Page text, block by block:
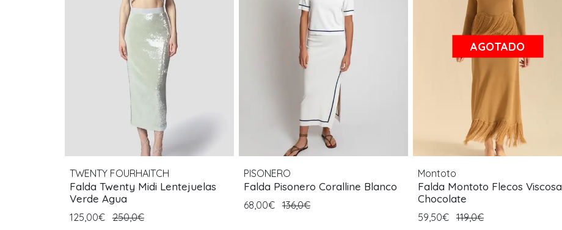
TWENTY FOURHAITCH
Falda Twenty Midi Lentejuelas
Verde Agua
125,00€ 250,0€
PISONERO
Falda Pisonero Coralline Blanco
68,00€ 136,0€
AGOTADO
Montoto
Falda Montoto Flecos Viscosa
Chocolate
59,50€ 119,0€